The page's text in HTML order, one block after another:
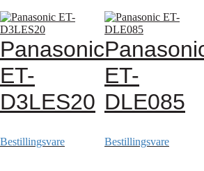
Panasonic
ET-
D3LES20
Bestillingsvare
ET-
DLE085
Bestillingsvare